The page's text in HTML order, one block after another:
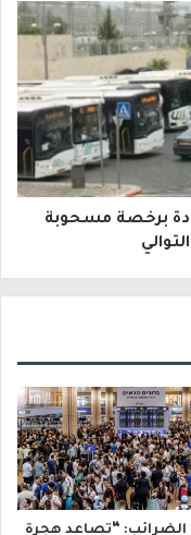
برخصة مسحوبة
“تصاعد هجرة